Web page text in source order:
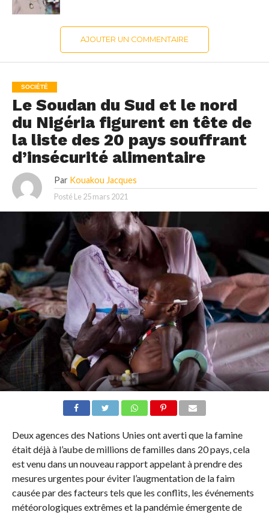
AJOUTER UN COMMENTAIRE
SOCIÉTÉ
Le Soudan du Sud et le nord
du Nigéria figurent en tête de
la liste des 20 pays souffrant
d’insécurité alimentaire
Par Kouakou Jacques
Posté Le 25 mars 2021
Deux agences des Nations Unies ont averti que la famine
était déjà à l’aube de millions de familles dans 20 pays, cela
est venu dans un nouveau rapport appelant à prendre des
mesures urgentes pour éviter l’augmentation de la faim
causée par des facteurs tels que les conflits, les événements
météorologiques extrêmes et la pandémie émergente de